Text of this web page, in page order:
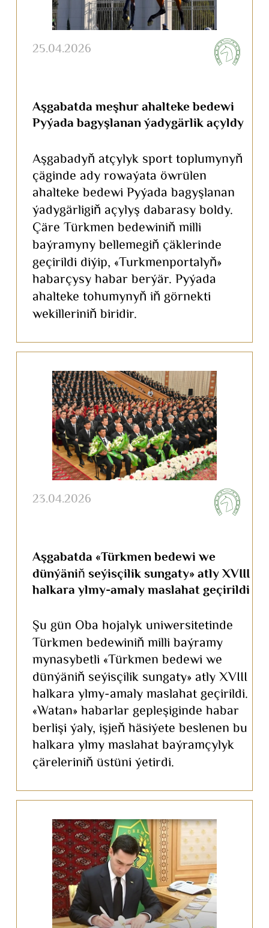
25.04.2026
Aşgabatda meşhur ahalteke bedewi
Pyýada bagyşlanan ýadygärlik açyldy
Aşgabadyň atçylyk sport toplumynyň
çäginde ady rowaýata öwrülen
ahalteke bedewi Pyýada bagyşlanan
ýadygärligiň açylyş dabarasy boldy.
Çäre Türkmen bedewiniň milli
baýramyny bellemegiň çäklerinde
geçirildi diýip, «Turkmenportalyň»
habarçysy habar berýär. Pyýada
ahalteke tohumynyň iň görnekti
wekilleriniň biridir.
23.04.2026
Aşgabatda «Türkmen bedewi we
dünýäniň seýisçilik sungaty» atly XVIII
halkara ylmy-amaly maslahat geçirildi
Şu gün Oba hojalyk uniwersitetinde
Türkmen bedewiniň milli baýramy
mynasybetli «Türkmen bedewi we
dünýäniň seýisçilik sungaty» atly XVIII
halkara ylmy-amaly maslahat geçirildi.
«Watan» habarlar gepleşiginde habar
berlişi ýaly, işjeň häsiýete beslenen bu
halkara ylmy maslahat baýramçylyk
çäreleriniň üstüni ýetirdi.